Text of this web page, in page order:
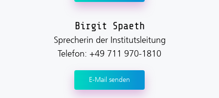
Birgit Spaeth
Sprecherin der Institutsleitung
Telefon: +49 711 970-1810
E-Mail senden